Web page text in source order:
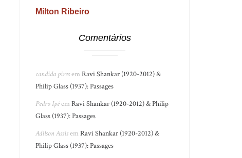
Milton Ribeiro
Comentários
candida piresemRavi Shankar (1920-2012) &
Philip Glass (1937): Passages
Pedro IpêemRavi Shankar (1920-2012) & Philip
Glass (1937): Passages
Adilson AssisemRavi Shankar (1920-2012) &
Philip Glass (1937): Passages